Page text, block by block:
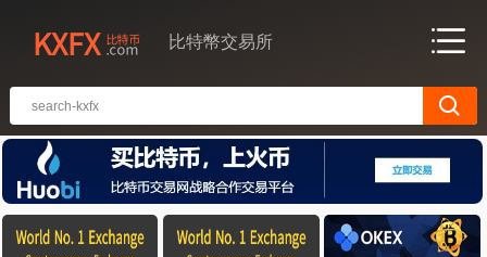
比特幣交易所